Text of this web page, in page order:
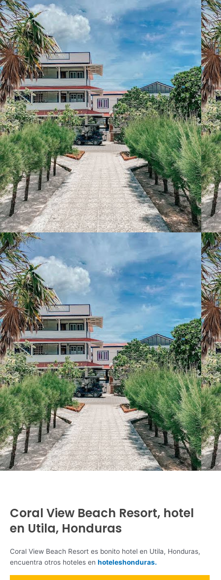
Coral View Beach Resort, hotel
en Utila, Honduras
Coral View Beach Resort es bonito hotel en Utila, Honduras,
encuentra otros hoteles en hoteleshonduras.